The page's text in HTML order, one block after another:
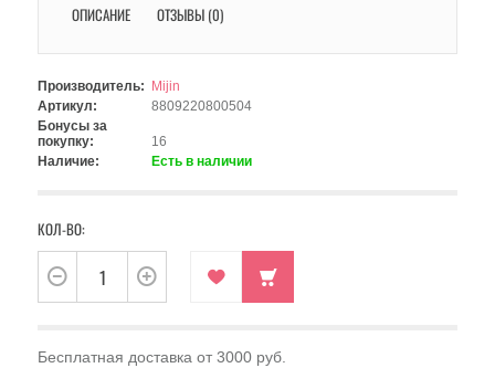
ОПИСАНИЕ ОТЗЫВЫ (0)
Производитель:
Mijin
Артикул:
8809220800504
Бонусы за
покупку:
16
Наличие:
Есть в наличии
КОЛ-ВО:
Бесплатная доставка от 3000 руб.